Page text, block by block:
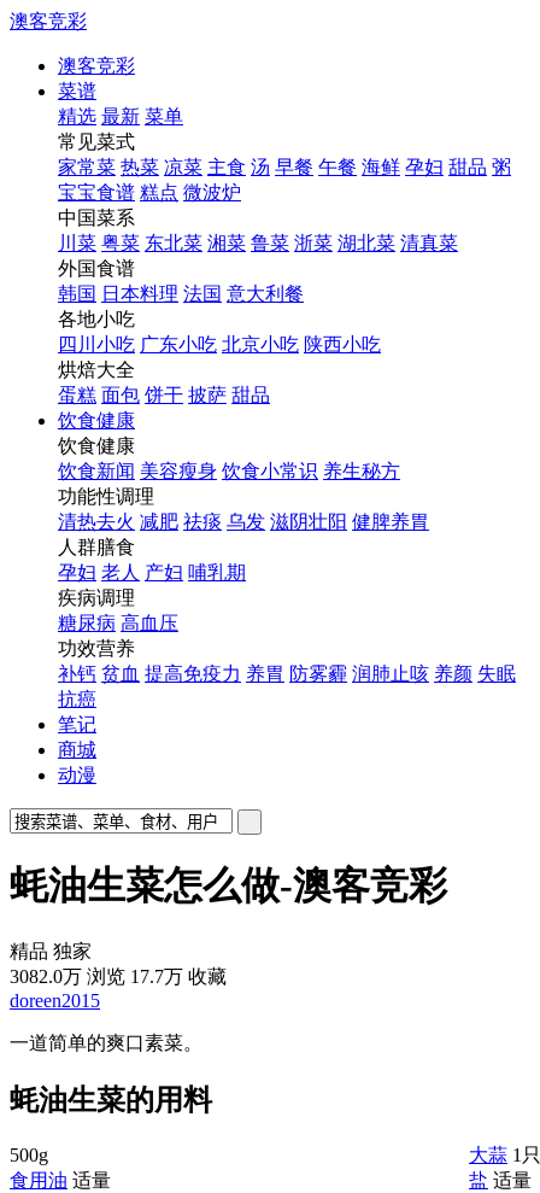
澳客竞彩
澳客竞彩
菜谱
精选 最新 菜单
常见菜式
家常菜 热菜 凉菜 主食 汤 早餐 午餐 海鲜 孕妇 甜品 粥
宝宝食谱 糕点 微波炉
中国菜系
川菜 粤菜 东北菜 湘菜 鲁菜 浙菜 湖北菜 清真菜
外国食谱
韩国 日本料理 法国 意大利餐
各地小吃
四川小吃 广东小吃 北京小吃 陕西小吃
烘焙大全
蛋糕 面包 饼干 披萨 甜品
饮食健康
饮食健康
饮食新闻 美容瘦身 饮食小常识 养生秘方
功能性调理
清热去火 减肥 祛痰 乌发 滋阴壮阳 健脾养胃
人群膳食
孕妇 老人 产妇 哺乳期
疾病调理
糖尿病 高血压
功效营养
补钙 贫血 提高免疫力 养胃 防雾霾 润肺止咳 养颜 失眠
抗癌
笔记
商城
动漫
蚝油生菜怎么做-澳客竞彩
精品 独家
3082.0万 浏览 17.7万 收藏
doreen2015
一道简单的爽口素菜。
蚝油生菜的用料
500g 大蒜 1只
食用油 适量 盐 适量